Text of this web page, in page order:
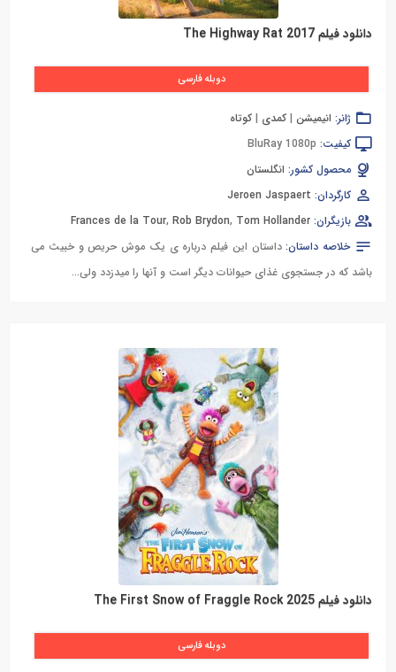
دانلود فیلم The Highway Rat 2017
دوبله فارسی
ژانر: انیمیشن | کمدی | کوتاه
کیفیت: BluRay 1080p
محصول کشور: انگلستان
کارگردان: Jeroen Jaspaert
بازیگران:
Frances de la Tour, Rob Brydon, Tom Hollander
خلاصه داستان:داستان این فیلم درباره ی یک موش حریص و خبیث می
باشد که در جستجوی غذای حیوانات دیگر است و آنها را می‎دزدد ولی...
دانلود فیلم The First Snow of Fraggle Rock 2025
دوبله فارسی